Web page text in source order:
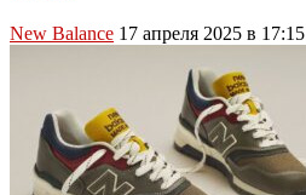
New Balance 17 апреля 2025 в 17:15